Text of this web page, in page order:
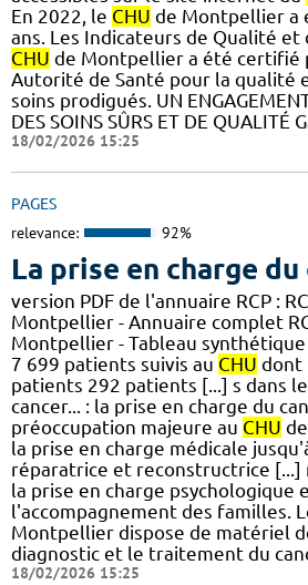
En 2022, le CHU de Montpellier a
ans. Les Indicateurs de Qualité et
CHU de Montpellier a été certifié
Autorité de Santé pour la qualité
soins prodigués. UN
DES SOINS SÛRS ET DE
18/02/2026 15:25
PAGES
relevance: 92%
La prise en charge du
version PDF de l'annuaire RCP :
Montpellier - Annuaire complet
Montpellier - Tableau
7 699 patients suivis au CHU dont
patients 292 patients [...] s dans
cancer... : la prise en charge du
préoccupation majeure au CHU
la prise en charge médicale
réparatrice et reconstructrice [...]
la prise en charge psychologique
l'accompagnement des familles.
Montpellier dispose de matériel
diagnostic et le traitement du
18/02/2026 15:25